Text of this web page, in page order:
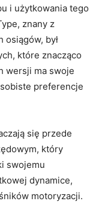
i⁢ użytkowania tego
znany z
był
które znacząco
wersji ma ⁢swoje
preferencje
się przede
który
swojemu
dynamice,
motoryzacji.